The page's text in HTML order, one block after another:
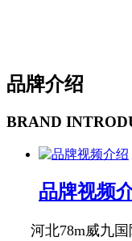
品牌介绍
BRAND
品牌视频
河北78m威九国